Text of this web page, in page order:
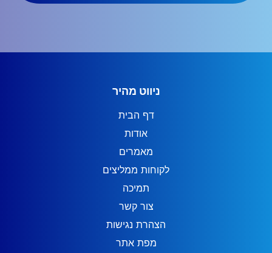
ניווט מהיר
דף הבית
אודות
מאמרים
לקוחות ממליצים
תמיכה
צור קשר
הצהרת נגישות
מפת אתר